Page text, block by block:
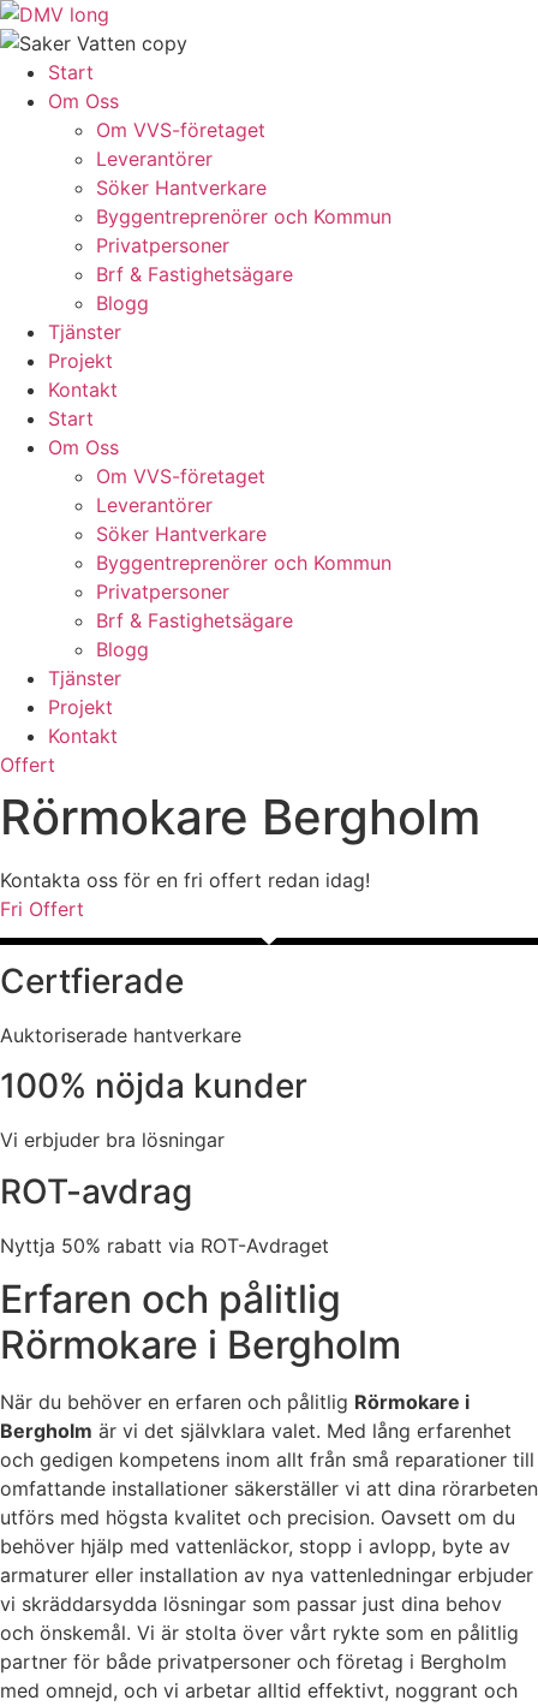
Skip
to
contentStart
Om Oss
Om VVS-företaget
Leverantörer
Söker Hantverkare
Byggentreprenörer och Kommun
Privatpersoner
Brf & Fastighetsägare
Blogg
Tjänster
Projekt
Kontakt
Start
Om Oss
Om VVS-företaget
Leverantörer
Söker Hantverkare
Byggentreprenörer och Kommun
Privatpersoner
Brf & Fastighetsägare
Blogg
Tjänster
Projekt
Kontakt
Offert
Rörmokare Bergholm
Kontakta oss för en fri offert redan idag!
Fri Offert
Certfierade
Auktoriserade hantverkare
100% nöjda kunder
Vi erbjuder bra lösningar
ROT-avdrag
Nyttja 50% rabatt via ROT-Avdraget
Erfaren och pålitlig
Rörmokare i Bergholm
När du behöver en erfaren och pålitlig Rörmokare i
Bergholm är vi det självklara valet. Med lång erfarenhet
och gedigen kompetens inom allt från små reparationer till
omfattande installationer säkerställer vi att dina rörarbeten
utförs med högsta kvalitet och precision. Oavsett om du
behöver hjälp med vattenläckor, stopp i avlopp, byte av
armaturer eller installation av nya vattenledningar erbjuder
vi skräddarsydda lösningar som passar just dina behov
och önskemål. Vi är stolta över vårt rykte som en pålitlig
partner för både privatpersoner och företag i Bergholm
med omnejd, och vi arbetar alltid effektivt, noggrant och